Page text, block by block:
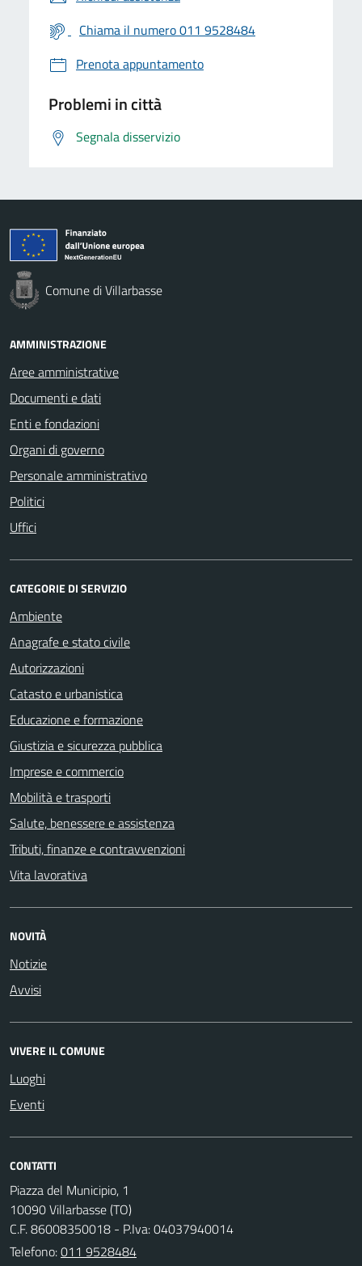
Chiama il numero 011 9528484
Prenota appuntamento
Problemi in città
Segnala disservizio
Comune di Villarbasse
AMMINISTRAZIONE
Aree amministrative
Documenti e dati
Enti e fondazioni
Organi di governo
Personale amministrativo
Politici
Uffici
CATEGORIE DI SERVIZIO
Ambiente
Anagrafe e stato civile
Autorizzazioni
Catasto e urbanistica
Educazione e formazione
Giustizia e sicurezza pubblica
Imprese e commercio
Mobilità e trasporti
Salute, benessere e assistenza
Tributi, finanze e contravvenzioni
Vita lavorativa
NOVITÀ
Notizie
Avvisi
VIVERE IL COMUNE
Luoghi
Eventi
CONTATTI
Piazza del Municipio, 1
10090 Villarbasse (TO)
C.F. 86008350018 - P.Iva: 04037940014
Telefono:011 9528484